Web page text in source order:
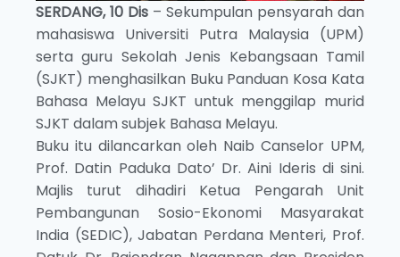
SERDANG, 10 Dis – Sekumpulan pensyarah dan
mahasiswa Universiti Putra Malaysia (UPM)
serta guru Sekolah Jenis Kebangsaan Tamil
(SJKT) menghasilkan Buku Panduan Kosa Kata
Bahasa Melayu SJKT untuk menggilap murid
SJKT dalam subjek Bahasa Melayu.
Buku itu dilancarkan oleh Naib Canselor UPM,
Prof. Datin Paduka Dato’ Dr. Aini Ideris di sini.
Majlis turut dihadiri Ketua Pengarah Unit
Pembangunan Sosio-Ekonomi Masyarakat
India (SEDIC), Jabatan Perdana Menteri, Prof.